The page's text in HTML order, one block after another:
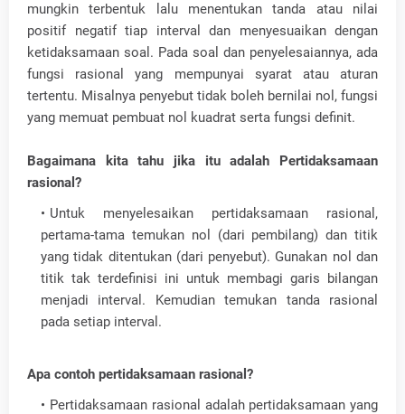
mungkin terbentuk lalu menentukan tanda atau nilai
positif negatif tiap interval dan menyesuaikan dengan
ketidaksamaan soal. Pada soal dan penyelesaiannya, ada
fungsi rasional yang mempunyai syarat atau aturan
tertentu. Misalnya penyebut tidak boleh bernilai nol, fungsi
yang memuat pembuat nol kuadrat serta fungsi definit.
Bagaimana kita tahu jika itu adalah Pertidaksamaan
rasional?
Untuk menyelesaikan pertidaksamaan rasional,
pertama-tama temukan nol (dari pembilang) dan titik
yang tidak ditentukan (dari penyebut). Gunakan nol dan
titik tak terdefinisi ini untuk membagi garis bilangan
menjadi interval. Kemudian temukan tanda rasional
pada setiap interval.
Apa contoh pertidaksamaan rasional?
Pertidaksamaan rasional adalah pertidaksamaan yang